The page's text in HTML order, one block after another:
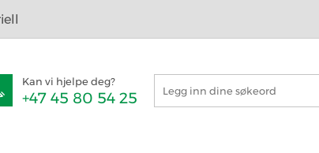
Kan vi hjelpe deg?
+47 45 80 54 25